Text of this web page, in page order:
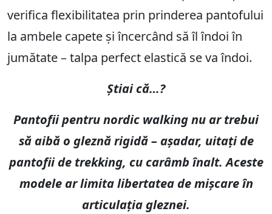
verifica flexibilitatea prin prinderea pantofului
la ambele capete și încercând să îl îndoi în
jumătate – talpa perfect elastică se va îndoi.
Știai că…?
Pantofii pentru nordic walking nu ar trebui
să aibă o gleznă rigidă – așadar, uitați de
pantofii de trekking, cu carâmb înalt. Aceste
modele ar limita libertatea de mișcare în
articulația gleznei.